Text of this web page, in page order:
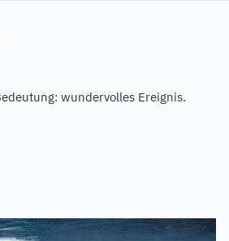
wundervolles Ereignis.